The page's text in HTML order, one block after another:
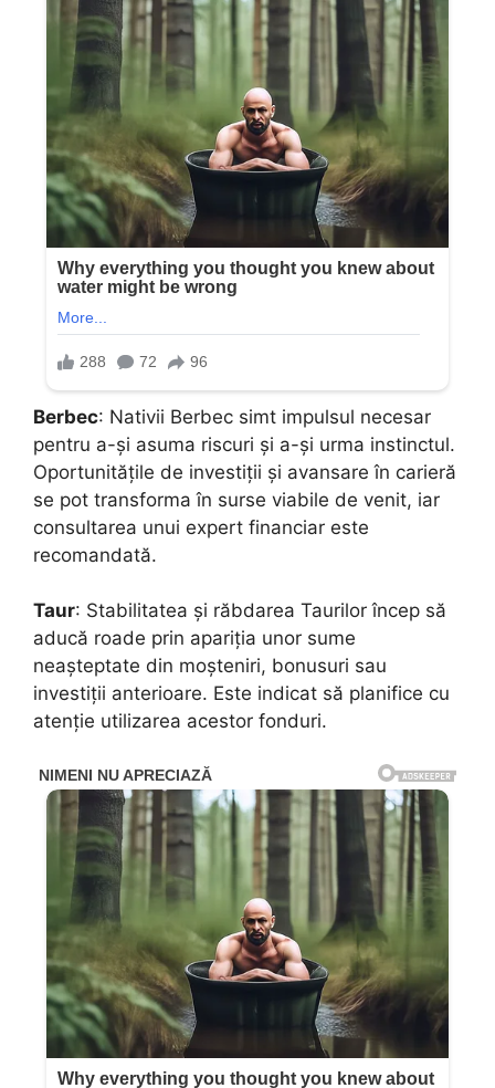
Berbec: Nativii Berbec simt impulsul necesar
pentru a-și asuma riscuri și a-și urma instinctul.
Oportunitățile de investiții și avansare în carieră
se pot transforma în surse viabile de venit, iar
consultarea unui expert financiar este
recomandată.
Taur: Stabilitatea și răbdarea Taurilor încep să
aducă roade prin apariția unor sume
neașteptate din moșteniri, bonusuri sau
investiții anterioare. Este indicat să planifice cu
atenție utilizarea acestor fonduri.